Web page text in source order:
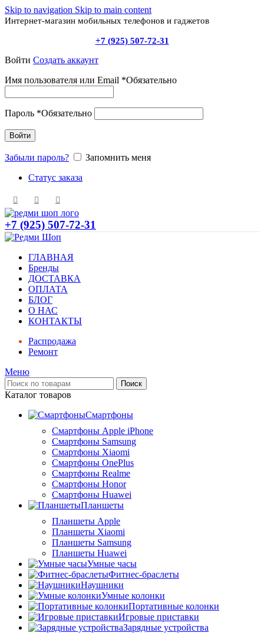
Skip to navigation Skip to main content
Интернет-магазин мобильных телефонов и гаджетов
+7 (925) 507-72-31
Войти Создать аккаунт
Имя пользователя или Email *Обязательно
Пароль *Обязательно
Войти
Забыли пароль?
Запомнить меня
Статус заказа
+7 (925) 507-72-31
ГЛАВНАЯ
Бренды
ДОСТАВКА
ОПЛАТА
БЛОГ
О НАС
КОНТАКТЫ
Распродажа
Ремонт
Меню
Поиск
Каталог товаров
Смартфоны
Смартфоны Apple iPhone
Смартфоны Samsung
Смартфоны Xiaomi
Смартфоны OnePlus
Смартфоны Realme
Смартфоны Honor
Смартфоны Huawei
Планшеты
Планшеты Apple
Планшеты Xiaomi
Планшеты Samsung
Планшеты Huawei
Умные часы
Фитнес-браслеты
Наушники
Умные колонки
Портативные колонки
Игровые приставки
Зарядные устройства